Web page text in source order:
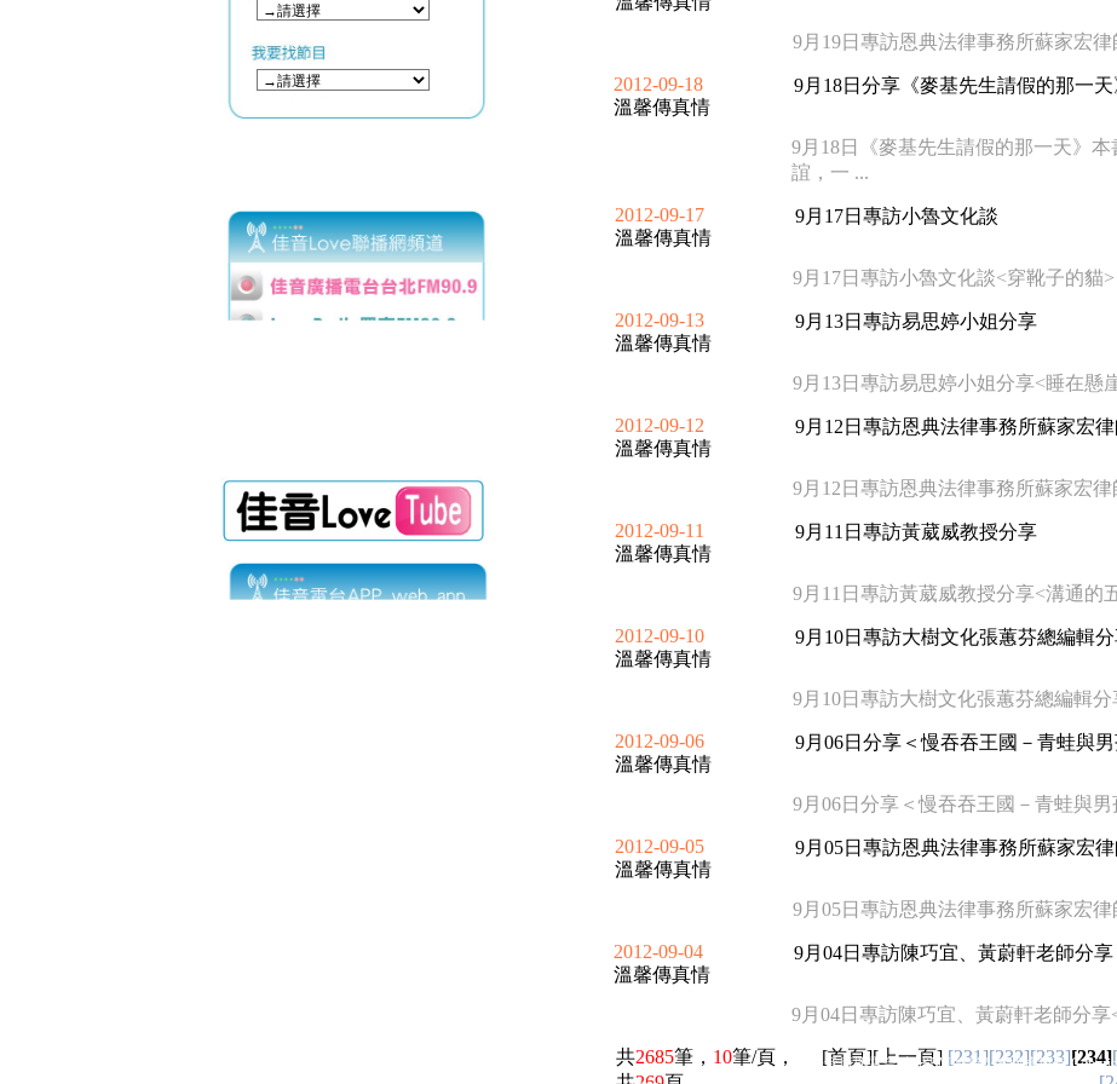
9月19日專訪恩典法律事務所蘇家宏
2012-09-18
溫馨傳真情
9月18日分享《麥基先生請假的那一天
9月18日《麥基先生請假的那一天》
誼，一 ...
2012-09-17
溫馨傳真情
9月17日專訪小魯文化談
9月17日專訪小魯文化談<穿靴子的貓>
2012-09-13
溫馨傳真情
9月13日專訪易思婷小姐分享
9月13日專訪易思婷小姐分享<睡在懸
2012-09-12
溫馨傳真情
9月12日專訪恩典法律事務所蘇家宏
9月12日專訪恩典法律事務所蘇家宏
2012-09-11
溫馨傳真情
9月11日專訪黃葳威教授分享
9月11日專訪黃葳威教授分享<溝通的
2012-09-10
溫馨傳真情
9月10日專訪大樹文化張蕙芬總編輯
9月10日專訪大樹文化張蕙芬總編輯
2012-09-06
溫馨傳真情
9月06日分享＜慢吞吞王國－青蛙與男
9月06日分享＜慢吞吞王國－青蛙與男
2012-09-05
溫馨傳真情
9月05日專訪恩典法律事務所蘇家宏
9月05日專訪恩典法律事務所蘇家宏
2012-09-04
溫馨傳真情
9月04日專訪陳巧宜、黃蔚軒老師分享
9月04日專訪陳巧宜、黃蔚軒老師分享
共2685筆， 10筆/頁，
[首頁][上一頁] [231][232][233][234]
佳音廣播電台 台北FM90.9製作 版權所有